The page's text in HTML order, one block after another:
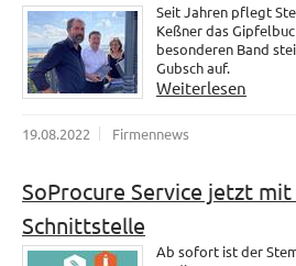
Seit Jahren pflegt
Keßner das
besonderen Band
Gubsch auf.
Weiterlesen
19.08.2022 Firmennews
SoProcure Service jetzt
Schnittstelle
Ab sofort ist der